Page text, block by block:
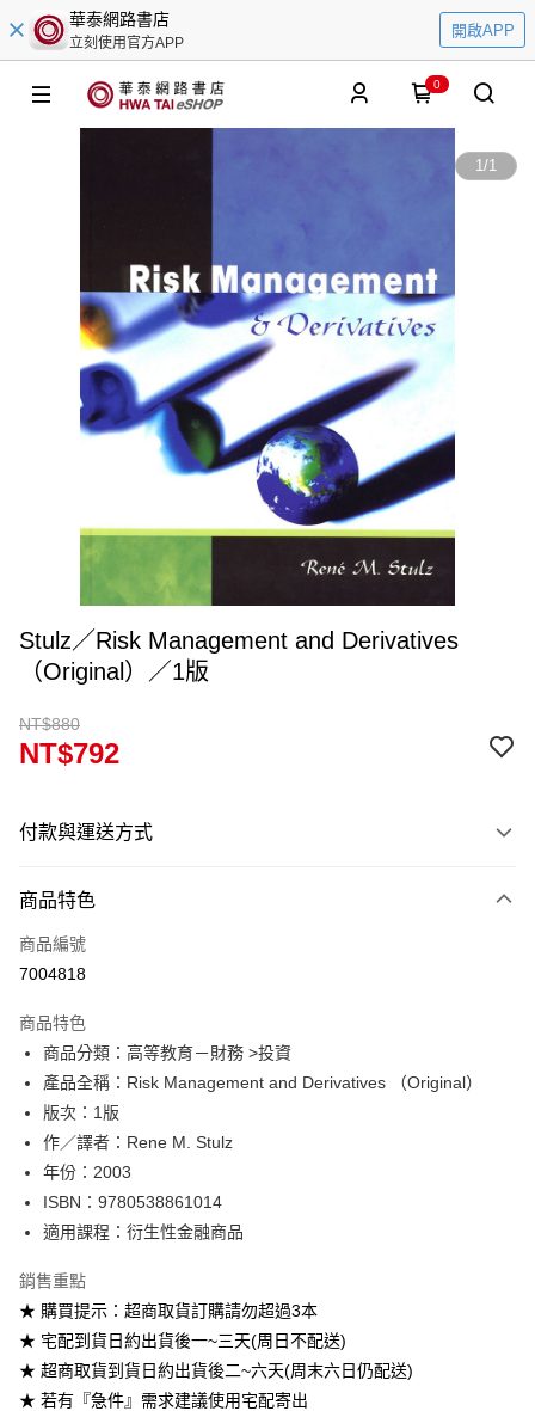
華泰網路書店
立刻使用官方APP
開啟APP
0
1/1
Stulz／Risk Management and Derivatives
（Original）／1版
NT$880
NT$792
付款與運送方式
信用卡一次付款
超商取貨付款
Google Pay
ATM付款
運送方式
每筆NT$60
7-11取貨付款
每筆NT$60
商品特色
商品編號
7004818
商品特色
商品分類：高等教育－財務 >投資
產品全稱：Risk Management and Derivatives （Original）
版次：1版
作／譯者：Rene M. Stulz
年份：2003
ISBN：9780538861014
適用課程：衍生性金融商品
銷售重點
★ 購買提示：超商取貨訂購請勿超過3本
★ 宅配到貨日約出貨後一~三天(周日不配送)
★ 超商取貨到貨日約出貨後二~六天(周末六日仍配送)
★ 若有『急件』需求建議使用宅配寄出